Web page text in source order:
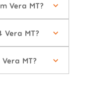
Vera MT?
Vera MT?
MT?